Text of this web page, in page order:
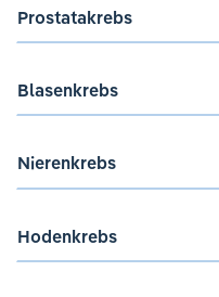
Prostatakrebs
Blasenkrebs
Nierenkrebs
Hodenkrebs